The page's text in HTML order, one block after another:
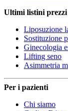
Ultimi listini
Liposuzione
Sostituzione
Ginecologia
Lifting seno
Asimmetria
Per i pazienti
Chi siamo